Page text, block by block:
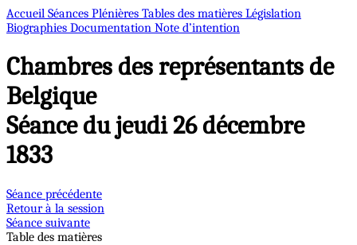
Accueil Séances Plénières Tables des matières Législation
Biographies Documentation Note d’intention
Chambres des représentants de
Belgique
Séance du jeudi 26 décembre
1833
Séance précédente
Retour à la session
Séance suivante
Table des matières